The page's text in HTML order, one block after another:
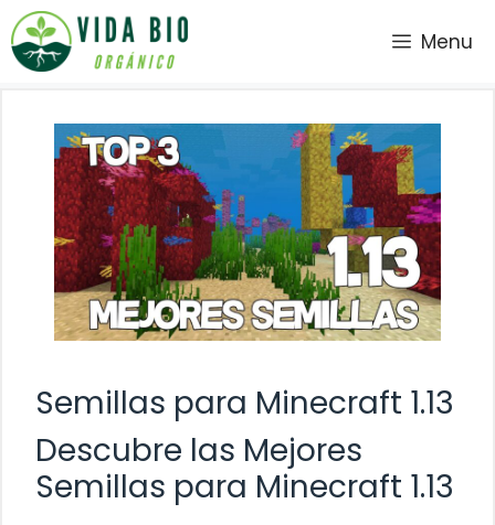
Saltar
al
contenido
Menu
Semillas para Minecraft 1.13
Descubre las Mejores
Semillas para Minecraft 1.13